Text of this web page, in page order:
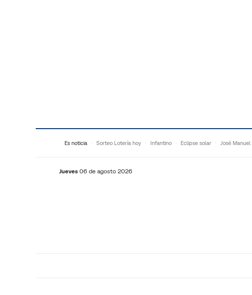
Es noticia Sorteo Lotería hoy Infantino Eclipse solar José
Jueves 06 de agosto 2026